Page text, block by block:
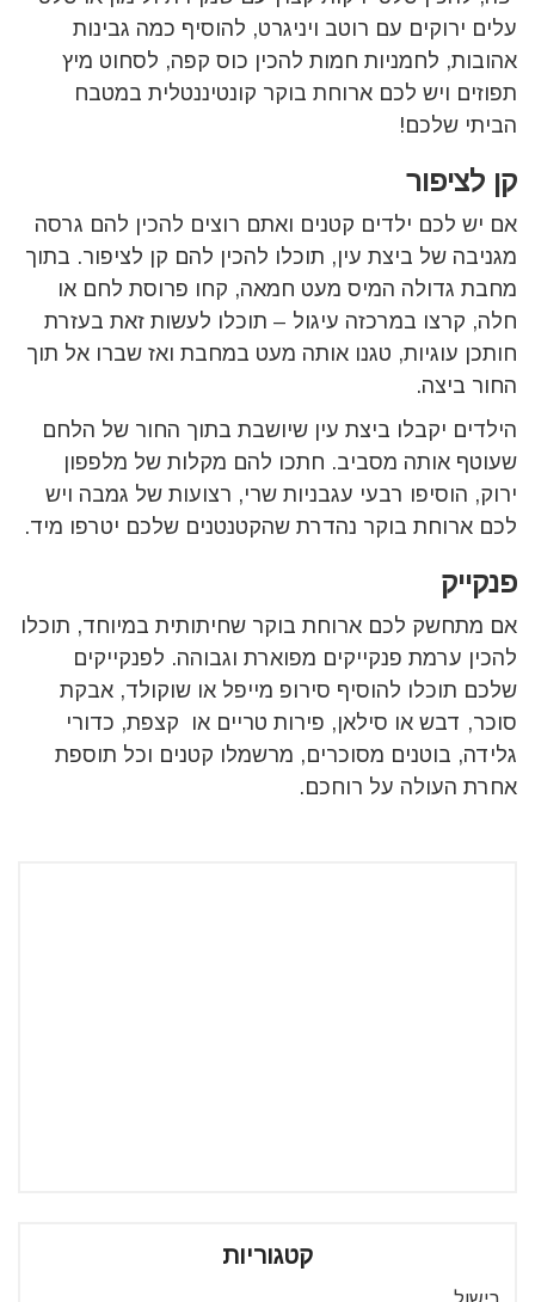
עלים ירוקים עם רוטב ויניגרט, להוסיף כמה גבינות
אהובות, לחמניות חמות להכין כוס קפה, לסחוט מיץ
תפוזים ויש לכם ארוחת בוקר קונטיננטלית במטבח
הביתי שלכם!
קן לציפור
אם יש לכם ילדים קטנים ואתם רוצים להכין להם גרסה
מגניבה של ביצת עין, תוכלו להכין להם קן לציפור. בתוך
מחבת גדולה המיס מעט חמאה, קחו פרוסת לחם או
חלה, קרצו במרכזה עיגול – תוכלו לעשות זאת בעזרת
חותכן עוגיות, טגנו אותה מעט במחבת ואז שברו אל תוך
החור ביצה.
הילדים יקבלו ביצת עין שיושבת בתוך החור של הלחם
שעוטף אותה מסביב. חתכו להם מקלות של מלפפון
ירוק, הוסיפו רבעי עגבניות שרי, רצועות של גמבה ויש
לכם ארוחת בוקר נהדרת שהקטנטנים שלכם יטרפו מיד.
פנקייק
אם מתחשק לכם ארוחת בוקר שחיתותית במיוחד, תוכלו
להכין ערמת פנקייקים מפוארת וגבוהה. לפנקייקים
שלכם תוכלו להוסיף סירופ מייפל או שוקולד, אבקת
סוכר, דבש או סילאן, פירות טריים או קצפת, כדורי
גלידה, בוטנים מסוכרים, מרשמלו קטנים וכל תוספת
אחרת העולה על רוחכם.
קטגוריות